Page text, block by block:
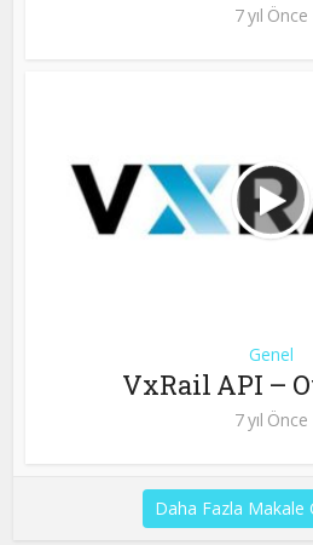
7 yıl Önce
Genel
VxRail API –
7 yıl Önce
Daha Fazla Makale